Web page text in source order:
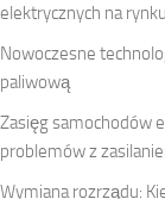
elektrycznych na
Nowoczesne
paliwową
Zasięg samochodów
problemów z
Wymiana rozrządu: